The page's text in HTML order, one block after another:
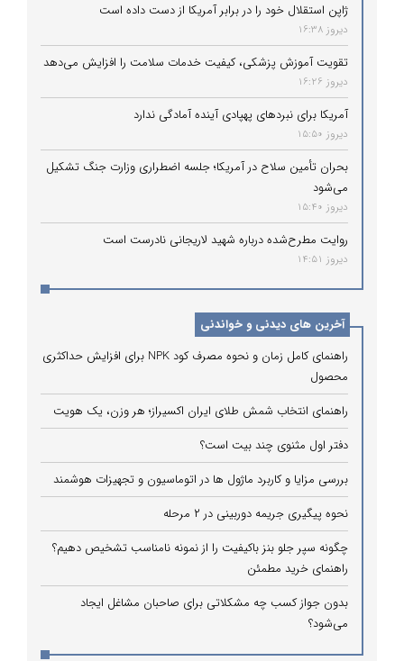
ژاپن استقلال خود را در برابر آمریکا از دست داده است
دیروز 16:38
تقویت آموزش پزشکی، کیفیت خدمات سلامت را افزایش می‌دهد
دیروز 16:26
آمریکا برای نبردهای پهپادی آینده آمادگی ندارد
دیروز 15:50
بحران تأمین سلاح در آمریکا؛ جلسه اضطراری وزارت جنگ تشکیل
می‌شود
دیروز 15:40
روایت مطرح‌شده درباره شهید لاریجانی نادرست است
دیروز 14:51
آخرین های دیدنی و خواندنی
راهنمای کامل زمان و نحوه مصرف کود NPK برای افزایش حداکثری
محصول
راهنمای انتخاب شمش طلای ایران اکسیراز؛ هر وزن، یک هویت
دفتر اول مثنوی چند بیت است؟
بررسی مزایا و کاربرد ماژول ها در اتوماسیون و تجهیزات هوشمند
نحوه پیگیری جریمه دوربینی در ۲ مرحله
چگونه سپر جلو بنز باکیفیت را از نمونه نامناسب تشخیص دهیم؟
راهنمای خرید مطمئن
بدون جواز کسب چه مشکلاتی برای صاحبان مشاغل ایجاد
می‌شود؟